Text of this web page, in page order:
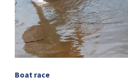
Boat race